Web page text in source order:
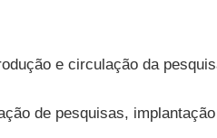
e circulação da
de pesquisas,